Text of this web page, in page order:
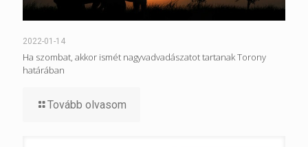
2022-01-14
Ha szombat, akkor ismét nagyvadvadászatot tartanak Torony
határában
Tovább olvasom